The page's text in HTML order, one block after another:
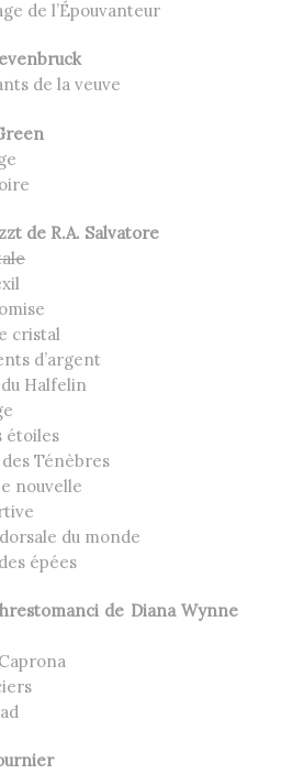
de l’Épouvanteur
de la veuve
de R.A. Salvatore
cristal
d’argent
Halfelin
étoiles
Ténèbres
nouvelle
du monde
épées
de Diana Wynne